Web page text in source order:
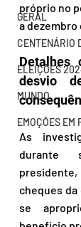
GERAL
CENTENÁRIO
ELEIÇÕES
MUNDO
EMOÇÕES EM
próprio no
a dezembro
Detalhes
desvio
As
durante
cheques da
se